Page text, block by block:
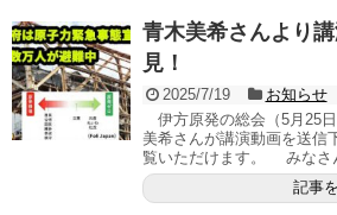
青木美希さんより
見！
2025/7/19
お知らせ
伊方原発の総会（5月25
美希さんが講演動画を送信
覧いただけます。 みなさ
記事